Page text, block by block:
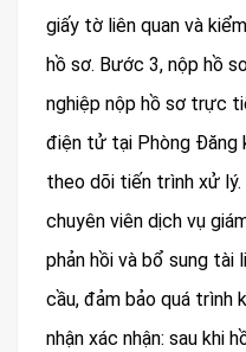
giấy tờ liên quan và
hồ sơ. Bước 3, nộp hồ
nghiệp nộp hồ sơ trực
điện tử tại Phòng Đăng
theo dõi tiến trình xử
chuyên viên dịch vụ
phản hồi và bổ sung tài
cầu, đảm bảo quá trình
nhận xác nhận: sau khi